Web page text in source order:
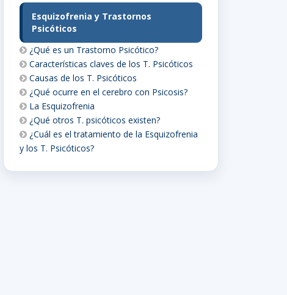
Esquizofrenia y Trastornos
Psicóticos
¿Qué es un Trastorno Psicótico?
Características claves de los T. Psicóticos
Causas de los T. Psicóticos
¿Qué ocurre en el cerebro con Psicosis?
La Esquizofrenia
¿Qué otros T. psicóticos existen?
¿Cuál es el tratamiento de la Esquizofrenia
y los T. Psicóticos?